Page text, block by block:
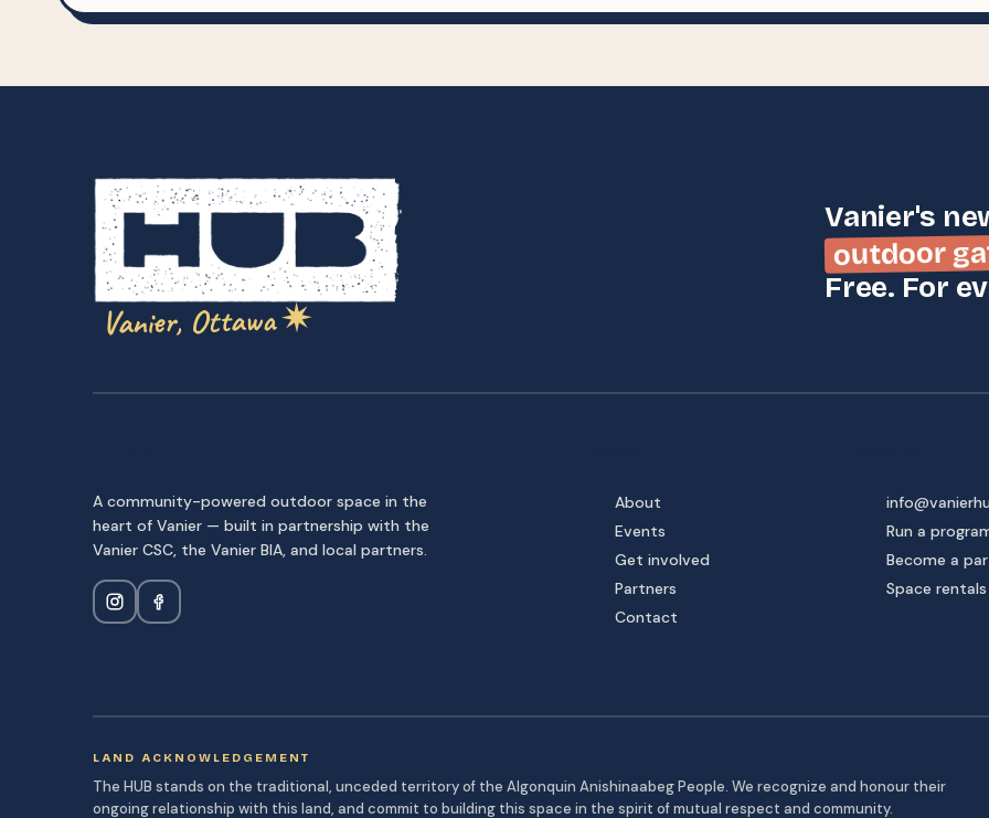
Vanier, Ottawa ✷
Vanier's
outdoor
Free. For
A community-powered outdoor space in the
heart of Vanier — built in partnership with the
Vanier CSC, the Vanier BIA, and local partners.
About
Events
Get involved
Partners
Contact
Run a
Become a
Space rentals
LAND ACKNOWLEDGEMENT
The HUB stands on the traditional, unceded territory of the Algonquin Anishinaabeg People. We recognize and honour their
ongoing relationship with this land, and commit to building this space in the spirit of mutual respect and community.